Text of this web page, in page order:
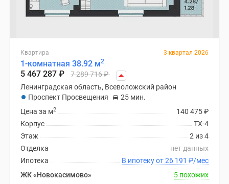
Квартира 3 квартал 2026
1-комнатная 38.92 м2
5 467 287 ₽ 7 289 716₽
Ленинградская область, Всеволожский район
Проспект Просвещения
25 мин.
140 475₽
Цена за м2
ТХ-4
Корпус
2 из 4
Этаж
нет данных
Отделка
В ипотеку от 26 191 ₽/мес
Ипотека
ЖК «Новокасимово»
5 похожих